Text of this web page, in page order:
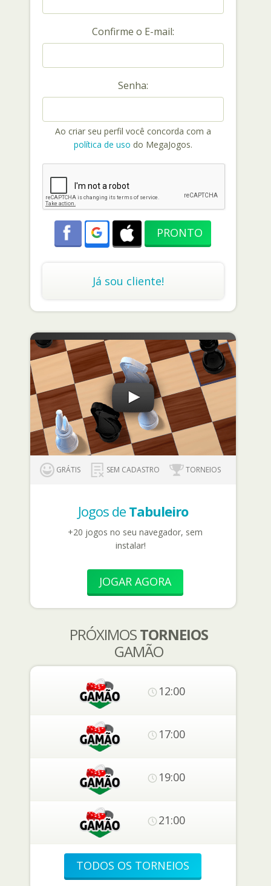
Confirme o E-mail:
Senha:
Ao criar seu perfil você concorda com a
política de uso do MegaJogos.
Já sou cliente!
GRÁTIS SEM CADASTRO TORNEIOS
Jogos de Tabuleiro
+20 jogos no seu navegador, sem
instalar!
JOGAR AGORA
PRÓXIMOSTORNEIOS
GAMÃO
12:00
17:00
19:00
21:00
TODOS OS TORNEIOS